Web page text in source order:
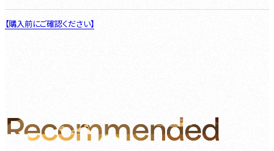
【購入前にご確認ください】
Recommended